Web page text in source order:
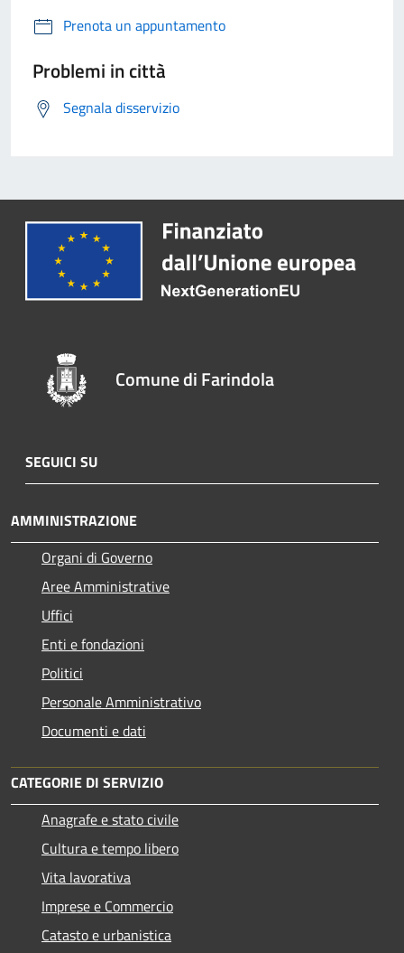
Prenota un appuntamento
Problemi in città
Segnala disservizio
Comune di Farindola
SEGUICI SU
AMMINISTRAZIONE
Organi di Governo
Aree Amministrative
Uffici
Enti e fondazioni
Politici
Personale Amministrativo
Documenti e dati
CATEGORIE DI SERVIZIO
Anagrafe e stato civile
Cultura e tempo libero
Vita lavorativa
Imprese e Commercio
Catasto e urbanistica